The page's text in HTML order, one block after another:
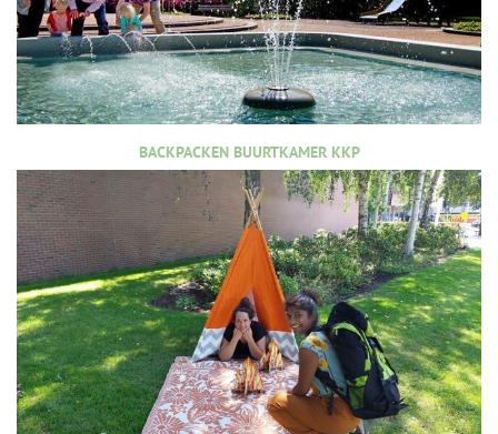
BACKPACKEN BUURTKAMER KKP